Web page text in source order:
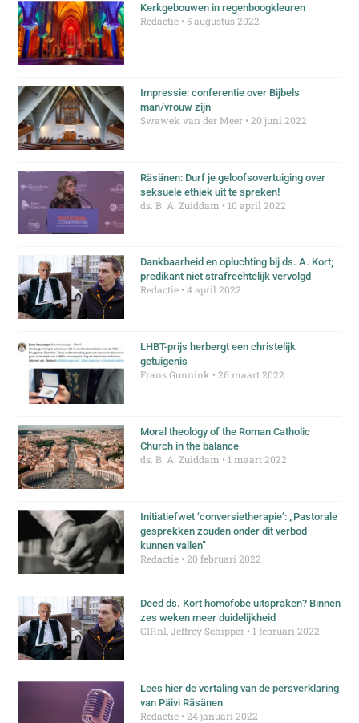
Kerkgebouwen in regenboogkleuren
Redactie 5 augustus 2022
Impressie: conferentie over Bijbels
man/vrouw zijn
Swawek van der Meer 20 juni 2022
Räsänen: Durf je geloofsovertuiging over
seksuele ethiek uit te spreken!
ds. B. A. Zuiddam 10 april 2022
Dankbaarheid en opluchting bij ds. A. Kort;
predikant niet strafrechtelijk vervolgd
Redactie 4 april 2022
LHBT-prijs herbergt een christelijk
getuigenis
Frans Gunnink 26 maart 2022
Moral theology of the Roman Catholic
Church in the balance
ds. B. A. Zuiddam 1 maart 2022
Initiatiefwet ‘conversietherapie’: „Pastorale
gesprekken zouden onder dit verbod
kunnen vallen”
Redactie 20 februari 2022
Deed ds. Kort homofobe uitspraken? Binnen
zes weken meer duidelijkheid
CIP.nl, Jeffrey Schipper 1 februari 2022
Lees hier de vertaling van de persverklaring
van Päivi Räsänen
Redactie 24 januari 2022